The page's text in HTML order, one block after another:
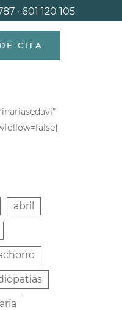
· 601 120 105
CITA
abril